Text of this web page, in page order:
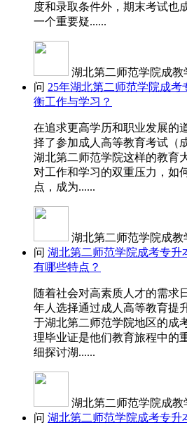
度和录取条件外，期末考试也
一个重要疑......
湖北第二师范学院成教
问 25年湖北第二师范学院成
衡工作与学习？
在追求更高学历和职业发展的
择了参加成人高等教育考试（
湖北第二师范学院这样的教育
对工作和学习的双重压力，如
点，成为......
湖北第二师范学院成教
问 湖北第二师范学院成考专升
有哪些特点？
随着社会对高素质人才的需求
年人选择通过成人高等教育提
于湖北第二师范学院地区的成
理毕业证是他们教育旅程中的
细探讨湖......
湖北第二师范学院成教
问 湖北第二师范学院成考专升